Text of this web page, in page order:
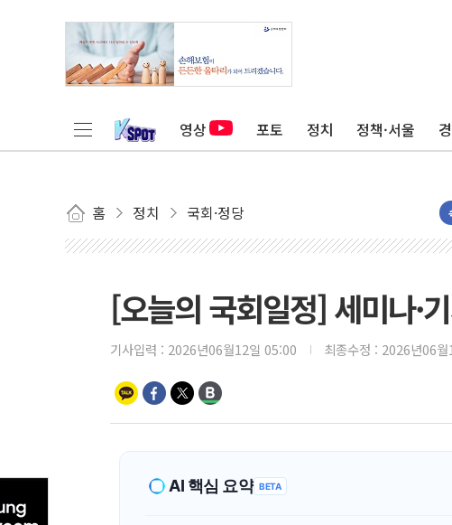
영상 포토 정치 정책·서울
홈 정치 국회·정당
[오늘의 국회일정] 세미나·
기사입력 : 2026년06월12일 05:00 최종수정 : 2026년06
AI 핵심 요약 BETA